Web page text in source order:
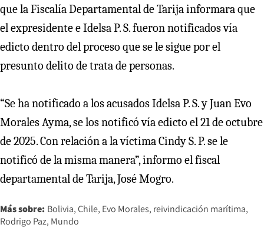
que la Fiscalía Departamental de Tarija informara que
el expresidente e Idelsa P. S. fueron notificados vía
edicto dentro del proceso que se le sigue por el
presunto delito de trata de personas.
“Se ha notificado a los acusados Idelsa P. S. y Juan Evo
Morales Ayma, se los notificó vía edicto el 21 de octubre
de 2025. Con relación a la víctima Cindy S. P. se le
notificó de la misma manera”, informo el fiscal
departamental de Tarija, José Mogro.
Más sobre: Bolivia Chile Evo Morales reivindicación marítima
Rodrigo Paz Mundo